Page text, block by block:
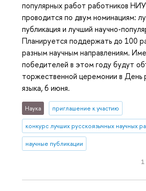
популярных работ работников
проводится по двум номинациям:
публикация и лучший научно-
Планируется поддержать до 100
разным научным направлениям.
победителей в этом году будут
торжественной церемонии в День
языка, 6 июня.
Наука приглашение к участию
конкурс лучших русскоязычных научных
научные публикации
1